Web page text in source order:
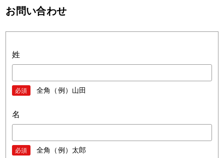
お問い合わせ
姓
必須 全角（例）山田
名
必須 全角（例）太郎